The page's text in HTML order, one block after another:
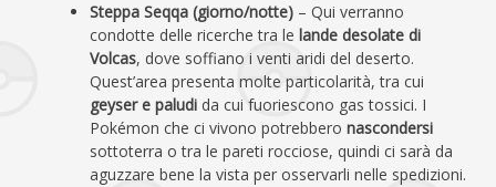
Steppa Seqqa (giorno/notte) – Qui verranno
condotte delle ricerche tra le lande desolate di
Volcas, dove soffiano i venti aridi del deserto.
Quest’area presenta molte particolarità, tra cui
geyser e paludi da cui fuoriescono gas tossici. I
Pokémon che ci vivono potrebbero nascondersi
sottoterra o tra le pareti rocciose, quindi ci sarà da
aguzzare bene la vista per osservarli nelle spedizioni.